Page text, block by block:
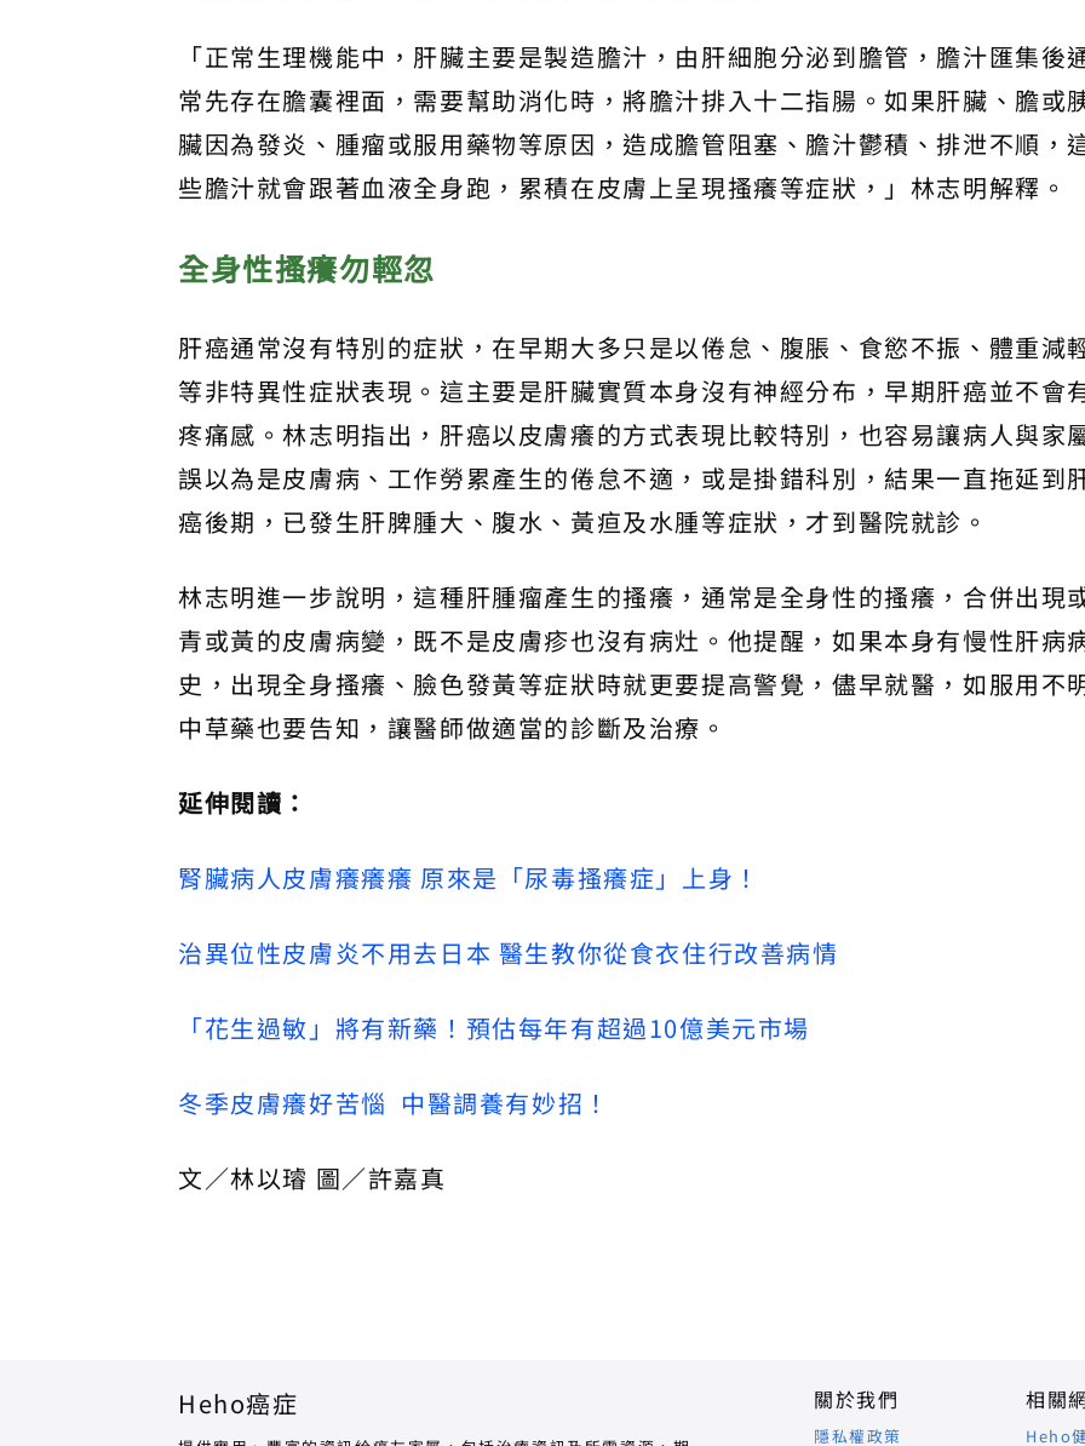
「正常生理機能中，肝臟主要是製造膽汁，由肝細胞分泌到膽管，膽汁匯集後
常先存在膽囊裡面，需要幫助消化時，將膽汁排入十二指腸。如果肝臟、膽或
臟因為發炎、腫瘤或服用藥物等原因，造成膽管阻塞、膽汁鬱積、排泄不順，
些膽汁就會跟著血液全身跑，累積在皮膚上呈現搔癢等症狀，」林志明解釋。
全身性搔癢勿輕忽
肝癌通常沒有特別的症狀，在早期大多只是以倦怠、腹脹、食慾不振、體重減
等非特異性症狀表現。這主要是肝臟實質本身沒有神經分布，早期肝癌並不會
疼痛感。林志明指出，肝癌以皮膚癢的方式表現比較特別，也容易讓病人與家
誤以為是皮膚病、工作勞累產生的倦怠不適，或是掛錯科別，結果一直拖延到
癌後期，已發生肝脾腫大、腹水、黃疸及水腫等症狀，才到醫院就診。
林志明進一步說明，這種肝腫瘤產生的搔癢，通常是全身性的搔癢，合併出現
青或黃的皮膚病變，既不是皮膚疹也沒有病灶。他提醒，如果本身有慢性肝病
史，出現全身搔癢、臉色發黃等症狀時就更要提高警覺，儘早就醫，如服用不
中草藥也要告知，讓醫師做適當的診斷及治療。
延伸閱讀：
腎臟病人皮膚癢癢癢 原來是「尿毒搔癢症」上身！
治異位性皮膚炎不用去日本 醫生教你從食衣住行改善病情
「花生過敏」將有新藥！預估每年有超過10億美元市場
冬季皮膚癢好苦惱 中醫調養有妙招！
文／林以璿 圖／許嘉真
Heho癌症 關於我們
隱私權政策
相關
Heho